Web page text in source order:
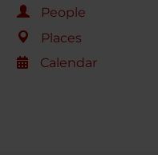
People
Places
Calendar